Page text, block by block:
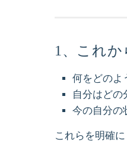
1、これ
何をどのよ
自分はどの
今の自分の
これらを明確